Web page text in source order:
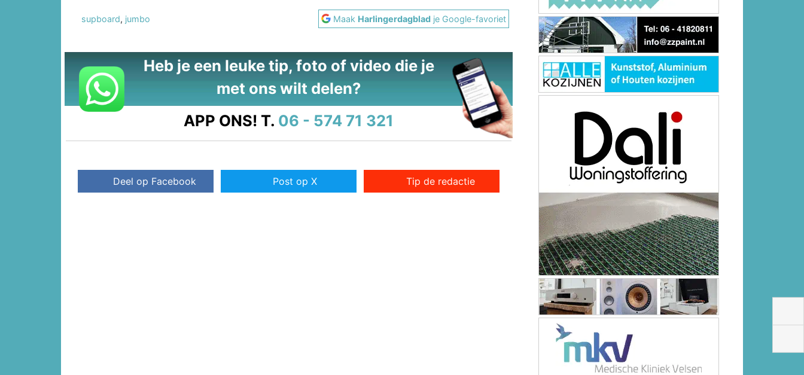
supboard, jumbo Maak Harlingerdagblad je Google-favoriet
Heb je een leuke tip, foto of video die je
met ons wilt delen?
APP ONS! T. 06 - 574 71 321
Deel op Facebook Post op X Tip de redactie